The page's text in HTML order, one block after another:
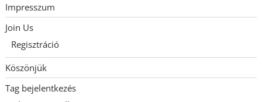
Impresszum
Join Us
Regisztráció
Köszönjük
Tag bejelentkezés